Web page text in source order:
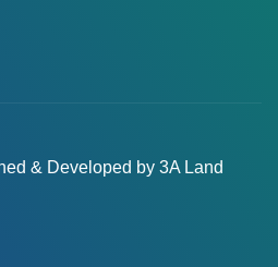
& Developed by 3A Land